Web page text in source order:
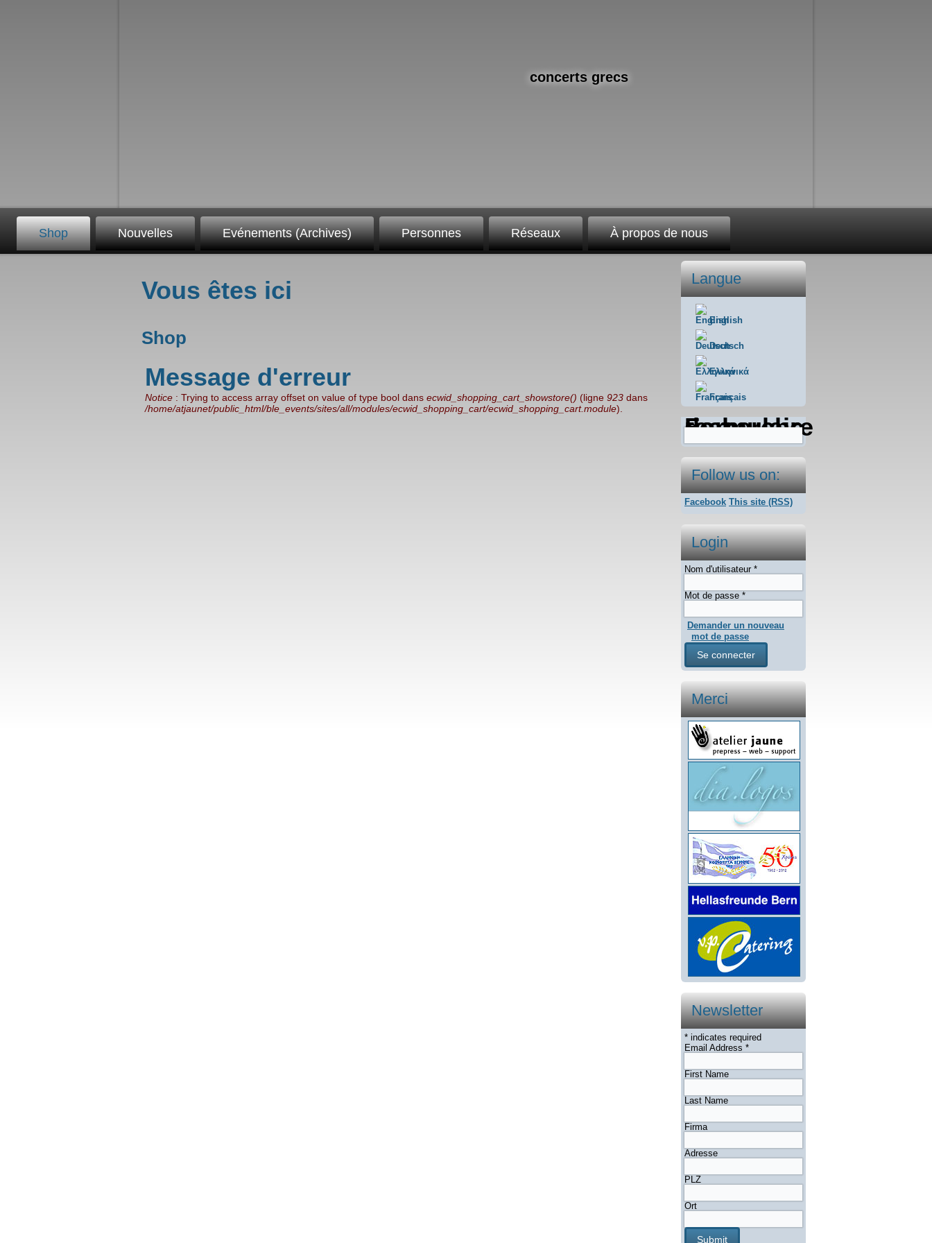
concerts grecs
Shop Nouvelles Evénements (Archives) Personnes Réseaux À propos de nous
Vous êtes ici
Shop
Message d'erreur
Notice : Trying to access array offset on value of type bool dans ecwid_shopping_cart_showstore() (ligne 923 dans
/home/atjaunet/public_html/ble_events/sites/all/modules/ecwid_shopping_cart/ecwid_shopping_cart.module).
Langue
English
Deutsch
Ελληνικά
Français
Formulaire de recherche
Follow us on:
Facebook This site (RSS)
Login
Nom d'utilisateur *
Mot de passe *
Demander un nouveau
mot de passe
Merci
Newsletter
* indicates required
Email Address *
First Name
Last Name
Firma
Adresse
PLZ
Ort